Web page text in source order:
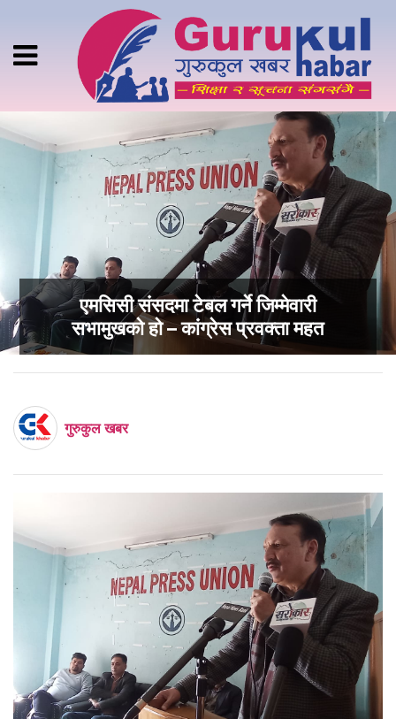
एमसिसी संसदमा टेबल गर्ने जिम्मेवारी
सभामुखको हो – कांग्रेस प्रवक्ता महत
गुरुकुल खबर